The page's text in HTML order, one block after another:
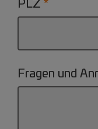
Fragen und